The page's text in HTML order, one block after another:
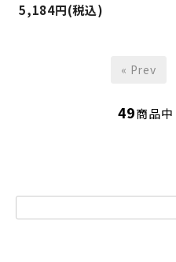
5,184円(税込)
« Prev
49商品中